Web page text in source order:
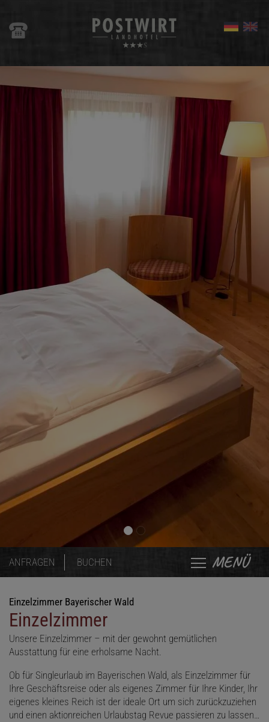
ANFRAGEN BUCHEN MENÜ
Einzelzimmer Bayerischer Wald
Einzelzimmer
Unsere Einzelzimmer – mit der gewohnt gemütlichen
Ausstattung für eine erholsame Nacht.
Ob für Singleurlaub im Bayerischen Wald, als Einzelzimmer für
Ihre Geschäftsreise oder als eigenes Zimmer für Ihre Kinder, Ihr
eigenes kleines Reich ist der ideale Ort um sich zurückzuziehen
und einen aktionreichen Urlaubstag Revue passieren zu lassen…